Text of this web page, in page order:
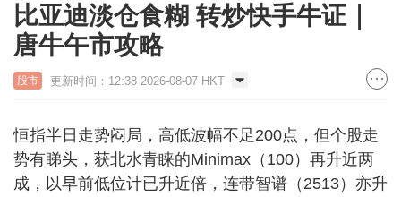
比亚迪淡仓食糊 转炒快手牛证｜
唐牛午市攻略
股市 更新时间：12:38 2026-08-07 HKT
恒指半日走势闷局，高低波幅不足200点，但个股走
势有睇头，获北水青睐的Minimax（100）再升近两
成，以早前低位计已升近倍，连带智谱（2513）亦升